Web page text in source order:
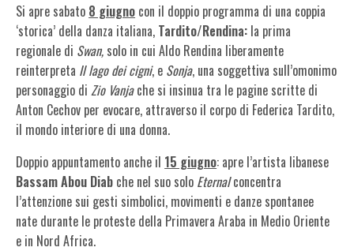
Si apre sabato 8 giugno con il doppio programma di una coppia
‘storica’ della danza italiana, Tardito/Rendina: la prima
regionale di Swan, solo in cui Aldo Rendina liberamente
reinterpreta Il lago dei cigni, e Sonja, una soggettiva sull’omonimo
personaggio diZio Vanjache si insinua tra le pagine scritte di
Anton Cechov per evocare, attraverso il corpo di Federica Tardito,
il mondo interiore di una donna.
Doppio appuntamento anche il 15 giugno: apre l’artista libanese
Bassam Abou Diab che nel suo solo Eternalconcentra
l’attenzione sui gesti simbolici, movimenti e danze spontanee
nate durante le proteste della Primavera Araba in Medio Oriente
e in Nord Africa.